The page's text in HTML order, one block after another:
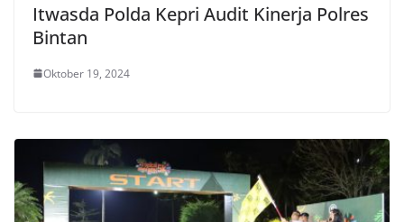
Itwasda Polda Kepri Audit Kinerja Polres
Bintan
Oktober 19, 2024